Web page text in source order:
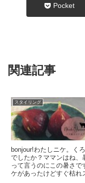
Pocket
関連記事
スタイリング
bonjour!わたしニケ。く
でしたか？ママンはね、
って言うのにこの暑さ
ケがあったけどすぐ枯れ